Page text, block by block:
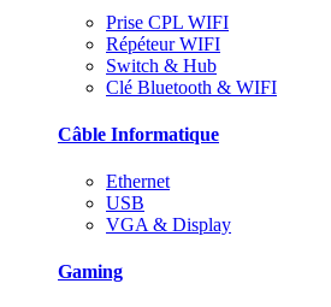
Prise CPL WIFI
Répéteur WIFI
Switch & Hub
Clé Bluetooth & WIFI
Câble Informatique
Ethernet
USB
VGA & Display
Gaming